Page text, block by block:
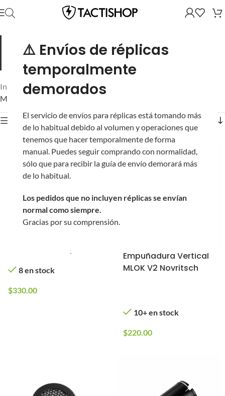
⚠️ Envíos de réplicas
temporalmente
demorados
El servicio de envíos para réplicas está tomando más
de lo habitual debido al volumen y operaciones que
tenemos que hacer temporalmente de forma
manual. Puedes seguir comprando con normalidad,
sólo que para recibir la guía de envío demorará más
de lo habitual.
Los pedidos que no incluyen réplicas se envían
normal como siempre.
Gracias por su comprensión.
Personaliza tu SSR4 a tu manera de jugar.
mejoras para la plataforma SSR4: miras, cargadores, partes
externas y más. Todo compatible, todo en una categoría.
Inicio Novritsch/Rifles de Asalto
Mostrando los 40 resultados
Mostrar filtros
Protector para Miras
Abatible de
8 en stock
$330.00
Empuñadura Vertical
MLOK V2 Novritsch
10+ en stock
$220.00